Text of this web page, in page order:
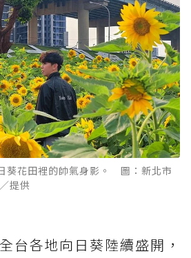
葵花田裡的帥氣身影。 圖：新北市
提供
台各地向日葵陸續盛開，